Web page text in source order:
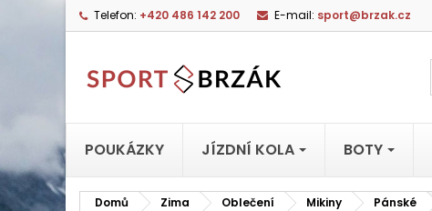
Telefon: +420 486 142 200 E-mail: sport@brzak.cz
POUKÁZKY JÍZDNÍ KOLA BOTY
Domů Zima Oblečení Mikiny Pánské